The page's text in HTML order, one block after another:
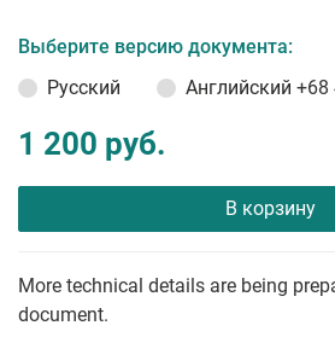
Выберите версию документа:
Русский
Английский +68
1 200 руб.
В корзину
More technical details are being
document.